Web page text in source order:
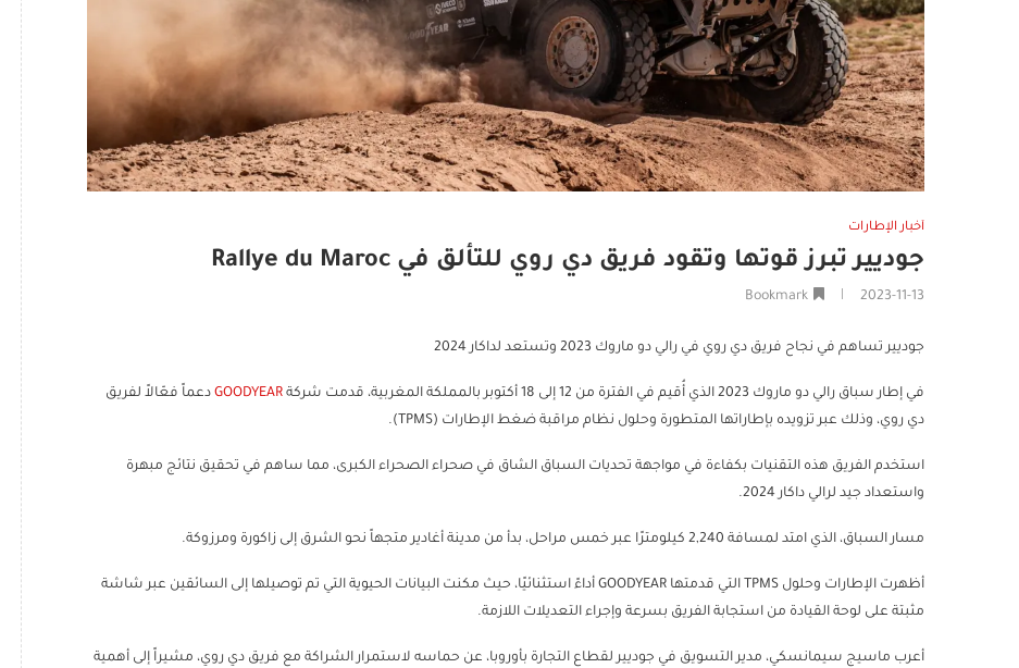
أخبار الإطارات
جوديير تبرز قوتها وتقود فريق دي روي للتألق في Rallye du Maroc
2023-11-13
Bookmark
جوديير تساهم في نجاح فريق دي روي في رالي دو ماروك 2023 وتستعد لداكار 2024
في إطار سباق رالي دو ماروك 2023 الذي أُقيم في الفترة من 12 إلى 18 أكتوبر بالمملكة المغربية، قدمت شركة GOODYEAR دعماً فعّالاً لفريق
دي روي، وذلك عبر تزويده بإطاراتها المتطورة وحلول نظام مراقبة ضغط الإطارات (TPMS).
استخدم الفريق هذه التقنيات بكفاءة في مواجهة تحديات السباق الشاق في صحراء الصحراء الكبرى، مما ساهم في تحقيق نتائج مبهرة
واستعداد جيد لرالي داكار 2024.
مسار السباق، الذي امتد لمسافة 2,240 كيلومترًا عبر خمس مراحل، بدأ من مدينة أغادير متجهاً نحو الشرق إلى زاكورة ومرزوكة.
أظهرت الإطارات وحلول TPMS التي قدمتها GOODYEAR أداءً استثنائيًا، حيث مكنت البيانات الحيوية التي تم توصيلها إلى السائقين عبر شاشة
مثبتة على لوحة القيادة من استجابة الفريق بسرعة وإجراء التعديلات اللازمة.
أعرب ماسيج سيمانسكي، مدير التسويق في جوديير لقطاع التجارة بأوروبا، عن حماسه لاستمرار الشراكة مع فريق دي روي، مشيراً إلى أهمية